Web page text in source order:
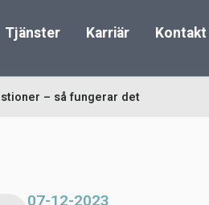
Tjänster Karriär Kontakt
– så fungerar det